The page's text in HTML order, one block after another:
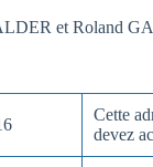
et Roland
Cette
devez